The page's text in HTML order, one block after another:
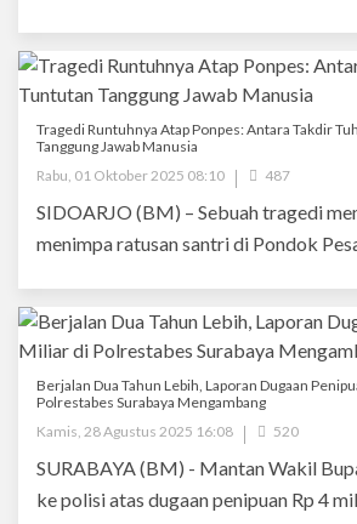
​Tragedi Runtuhnya Atap Ponpes: Antara Takdir
Tanggung Jawab Manusia
Rabu, 01 Oktober 2025 08:10
487
SIDOARJO (BM) – Sebuah tragedi
menimpa ratusan santri di Pondok
Berjalan Dua Tahun Lebih, Laporan Dugaan
Polrestabes Surabaya Mengambang
Kamis, 28 Agustus 2025 16:08
520
SURABAYA (BM) - Mantan Wakil
ke polisi atas dugaan penipuan Rp 4